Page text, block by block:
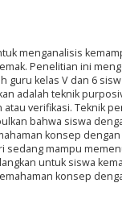
menganalisis
Penelitian ini
guru kelas V dan 6
adalah teknik
verifikasi. Teknik
bahwa siswa
konsep
sedang mampu
untuk siswa
konsep